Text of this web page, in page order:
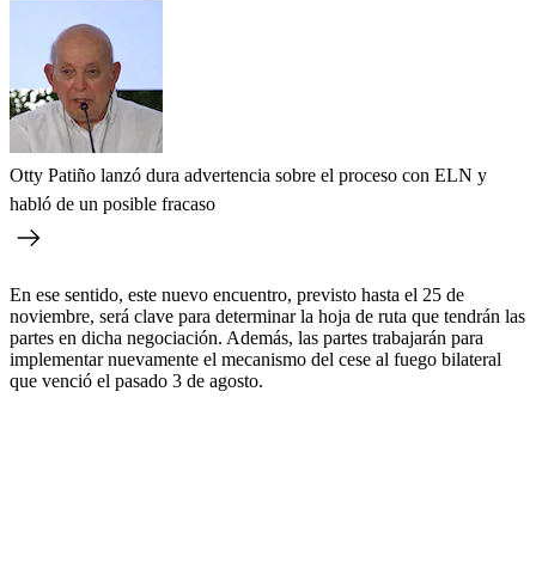
Otty Patiño lanzó dura advertencia sobre el proceso con ELN y
habló de un posible fracaso
En ese sentido, este nuevo encuentro, previsto hasta el 25 de
noviembre, será clave para determinar la hoja de ruta que tendrán las
partes en dicha negociación. Además, las partes trabajarán para
implementar nuevamente el mecanismo del cese al fuego bilateral
que venció el pasado 3 de agosto.